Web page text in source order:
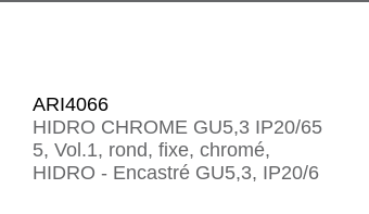
ARI4066
HIDRO CHROME GU5,3 IP20/65
5, Vol.1, rond, fixe, chromé,
HIDRO - Encastré GU5,3, IP20/6